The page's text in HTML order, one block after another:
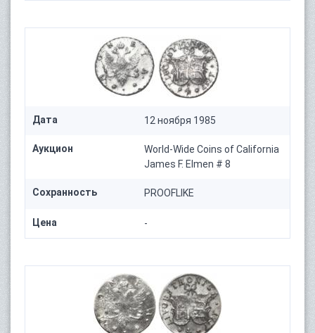
Дата 12 ноября 1985
Аукцион
World-Wide Coins of California
James F. Elmen # 8
Сохранность PROOFLIKE
Цена -